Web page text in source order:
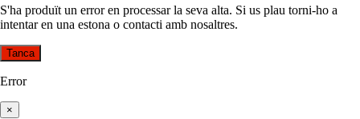
S'ha produït un error en processar la seva alta. Si us plau torni-ho a
intentar en una estona o contacti amb nosaltres.
Tanca
Error
×